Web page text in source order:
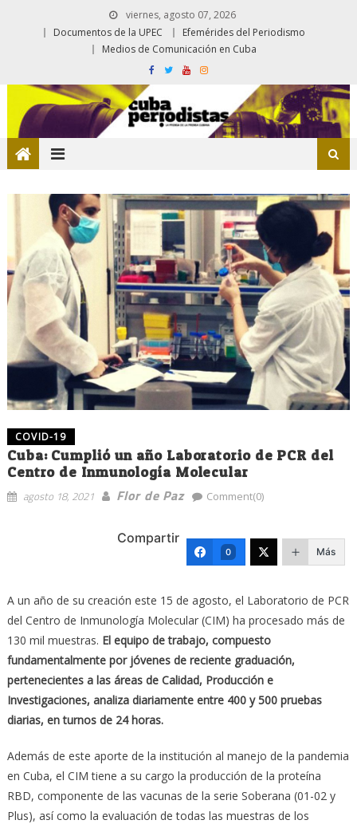
viernes, agosto 07, 2026
Documentos de la UPEC
Efemérides del Periodismo
Medios de Comunicación en Cuba
COVID-19
Cuba: Cumplió un año Laboratorio de PCR del
Centro de Inmunología Molecular
agosto 18, 2021 Flor de Paz Comment(0)
Compartir
0 Más
A un año de su creación este 15 de agosto, el Laboratorio de PCR
del Centro de Inmunología Molecular (CIM) ha procesado más de
130 mil muestras. El equipo de trabajo, compuesto
fundamentalmente por jóvenes de reciente graduación,
pertenecientes a las áreas de Calidad, Producción e
Investigaciones, analiza diariamente entre 400 y 500 pruebas
diarias, en turnos de 24 horas.
Además de este aporte de la institución al manejo de la pandemia
en Cuba, el CIM tiene a su cargo la producción de la proteína
RBD, componente de las vacunas de la serie Soberana (01-02 y
Plus), así como la evaluación de todas las muestras de los